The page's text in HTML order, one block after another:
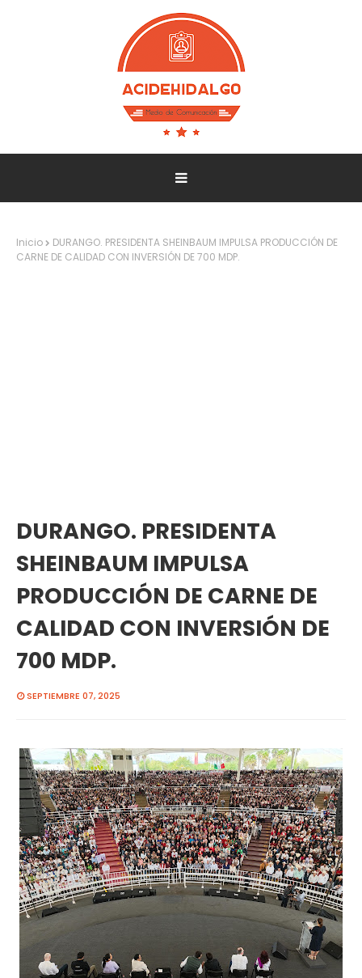
Inicio
DURANGO. PRESIDENTA SHEINBAUM IMPULSA PRODUCCIÓN DE
CARNE DE CALIDAD CON INVERSIÓN DE 700 MDP.
DURANGO. PRESIDENTA
SHEINBAUM IMPULSA
PRODUCCIÓN DE CARNE DE
CALIDAD CON INVERSIÓN DE
700 MDP.
SEPTIEMBRE 07, 2025